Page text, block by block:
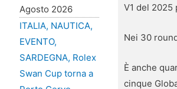
Agosto 2026
ITALIA, NAUTICA,
EVENTO,
SARDEGNA, Rolex
Swan Cup torna a
V1 del 2025
Nei 30
È anche
cinque